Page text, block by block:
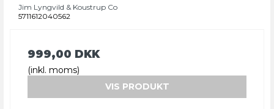
Jim Lyngvild & Koustrup Co
5711612040562
999,00 DKK
(inkl. moms)
VIS PRODUKT